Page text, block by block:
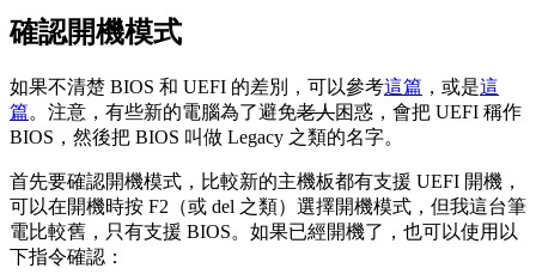
確認開機模式
如果不清楚 BIOS 和 UEFI 的差別，可以參考這篇 ，或是這
篇。注意，有些新的電腦為了避免老人困惑，會把 UEFI 稱作
BIOS，然後把 BIOS 叫做 Legacy 之類的名字。
首先要確認開機模式，比較新的主機板都有支援 UEFI 開機，
可以在開機時按 F2（或 del 之類）選擇開機模式，但我這台筆
電比較舊，只有支援 BIOS。如果已經開機了，也可以使用以
下指令確認：